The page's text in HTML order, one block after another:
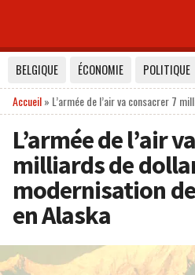
BELGIQUE ÉCONOMIE POLITIQUE
Accueil» L’armée de l’air va consacrer 7
L’armée de l’air
milliards de
modernisation
en Alaska